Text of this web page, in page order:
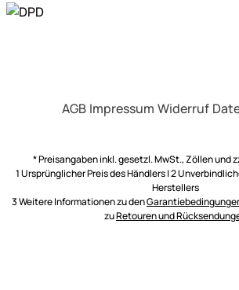
AGB Impressum Widerruf
* Preisangaben inkl. gesetzl. MwSt., Zöllen und
1 Ursprünglicher Preis des Händlers | 2
Herstellers
3 Weitere Informationen zu den
zuRetouren und